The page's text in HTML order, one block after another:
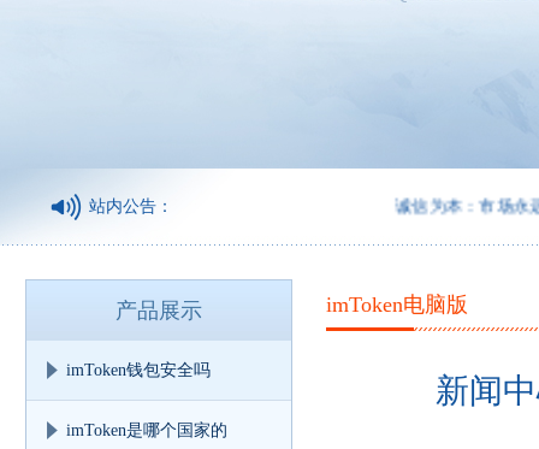
站内公告： 诚信为本：市场永远在
产品展示
imToken钱包安全吗
imToken是哪个国家的
imToken电脑版
新闻